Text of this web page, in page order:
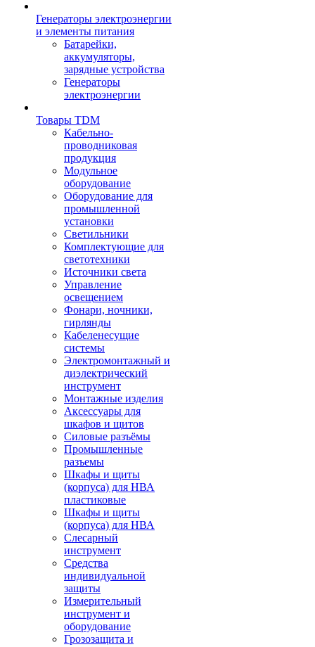
Генераторы электроэнергии
и элементы питания
Батарейки,
аккумуляторы,
зарядные устройства
Генераторы
электроэнергии
Товары TDM
Кабельно-
проводниковая
продукция
Модульное
оборудование
Оборудование для
промышленной
установки
Светильники
Комплектующие для
светотехники
Источники света
Управление
освещением
Фонари, ночники,
гирлянды
Кабеленесущие
системы
Электромонтажный и
диэлектрический
инструмент
Монтажные изделия
Аксессуары для
шкафов и щитов
Силовые разъёмы
Промышленные
разъемы
Шкафы и щиты
(корпуса) для НВА
пластиковые
Шкафы и щиты
(корпуса) для НВА
Слесарный
инструмент
Средства
индивидуальной
защиты
Измерительный
инструмент и
оборудование
Грозозащита и